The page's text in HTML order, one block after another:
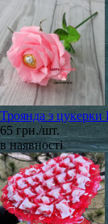
Троянда з цукерки
65 грн./шт.
в наявності